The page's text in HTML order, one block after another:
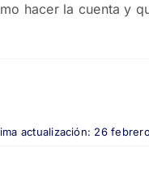
hacer la cuenta y
actualización: 26